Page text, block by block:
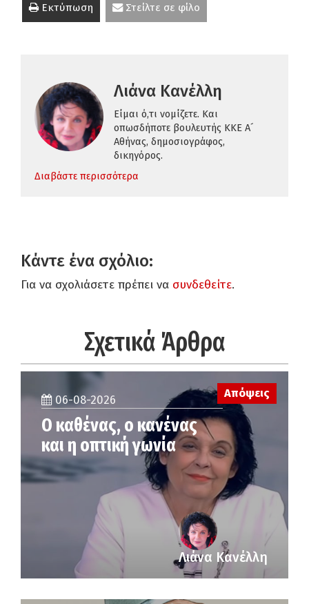
Εκτύπωση Στείλτε σε φίλο
Λιάνα Κανέλλη
Είμαι ό,τι νομίζετε. Και
οπωσδήποτε βουλευτής ΚΚΕ Α´
Αθήνας, δημοσιογράφος,
δικηγόρος.
Διαβάστε περισσότερα
Κάντε ένα σχόλιο:
Για να σχολιάσετε πρέπει να συνδεθείτε.
Σχετικά Άρθρα
Απόψεις
06-08-2026
Ο καθένας, ο κανένας
και η οπτική γωνία
Λιάνα Κανέλλη